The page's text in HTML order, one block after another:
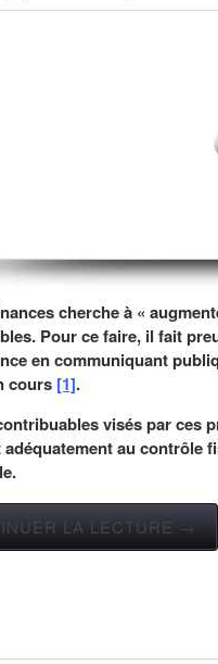
cherche à «
Pour ce faire, il fait
en communiquant
cours [1].
visés par ces
au contrôle
LA LECTURE →